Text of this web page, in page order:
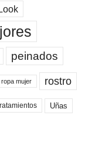
peinados
ropa mujer rostro
Uñas